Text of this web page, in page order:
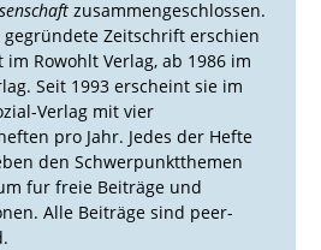
zusammengeschlossen.
gegründete Zeitschrift erschien
im Rowohlt Verlag, ab 1986 im
Seit 1993 erscheint sie im
Verlag mit vier
pro Jahr. Jedes der Hefte
den Schwerpunktthemen
fur freie Beiträge und
Alle Beiträge sind peer-